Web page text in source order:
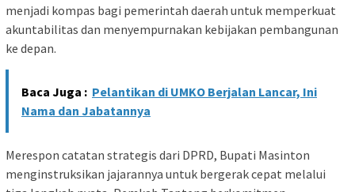
menjadi kompas bagi pemerintah daerah untuk memperkuat
akuntabilitas dan menyempurnakan kebijakan pembangunan
ke depan.
Baca Juga : Pelantikan di UMKO Berjalan Lancar, Ini
Nama dan Jabatannya
Merespon catatan strategis dari DPRD, Bupati Masinton
menginstruksikan jajarannya untuk bergerak cepat melalui